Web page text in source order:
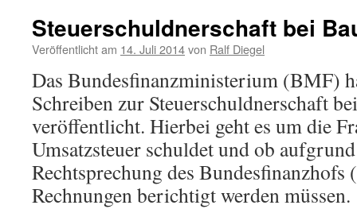
Steuerschuldnerschaft bei
Veröffentlicht am 14. Juli 2014von Ralf Diegel
Das Bundesfinanzministerium (BMF)
Schreiben zur Steuerschuldnerschaft
veröffentlicht. Hierbei geht es um die
Umsatzsteuer schuldet und ob
Rechtsprechung des Bundesfinanzhofs
Rechnungen berichtigt werden müssen.